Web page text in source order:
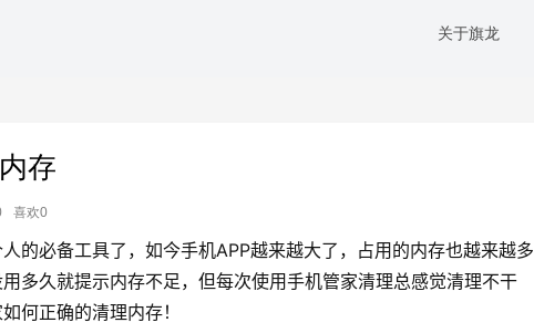
关于旗龙
存
喜欢0
的必备工具了，如今手机APP越来越大了，占用的内存也越来越多
多久就提示内存不足，但每次使用手机管家清理总感觉清理不干
何正确的清理内存！